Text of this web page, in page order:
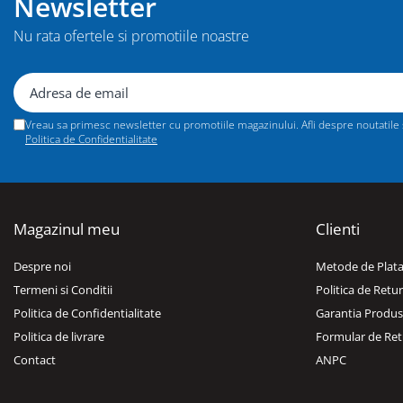
Dulapuri, Module, Cutii
Dulapuri
Cutii de Scule
Chei/Tubulare/Biti
Biti
Truse si seturi
Accesorii pentru tubulare
Scule de mana
Burghie/accesorii
Perii/Perii de Sarma
Nu rata ofertele si promotiile noastre
Vreau sa primesc newsletter cu promotiile magazinului. Afli despre
Politica de Confidentialitate
Magazinul meu
Despre noi
Termeni si Conditii
Politica de Confidentialitate
Politica de livrare
Contact
Clienti
Metode de Plata
Politica de Retur
Garantia
Formular de
ANPC